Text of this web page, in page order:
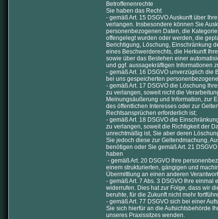
Betroffenenrechte
Sie haben das Recht
- gemäß Art. 15 DSGVO Auskunft über
verlangen. Insbesondere können Sie
personenbezogenen Daten, die
offengelegt wurden oder werden, die
Berichtigung, Löschung, Einschränkung
eines Beschwerderechts, die Herkunft
sowie über das Bestehen einer
und ggf. aussagekräftigen Informationen
- gemäß Art. 16 DSGVO unverzüglich
bei uns gespeicherten
- gemäß Art. 17 DSGVO die Löschung
zu verlangen, soweit nicht die
Meinungsäußerung und Information, zur
des öffentlichen Interesses oder zur
Rechtsansprüchen erforderlich ist;
- gemäß Art. 18 DSGVO die
zu verlangen, soweit die Richtigkeit der
unrechtmäßig ist, Sie aber deren
Sie jedoch diese zur Geltendmachung,
benötigen oder Sie gemäß Art. 21
haben
- gemäß Art. 20 DSGVO Ihre
einem strukturierten, gängigen und
Übermittlung an einen anderen
- gemäß Art. 7 Abs. 3 DSGVO Ihre
widerrufen. Dies hat zur Folge, dass wir
beruhte, für die Zukunft nicht mehr
- gemäß Art. 77 DSGVO sich bei einer
Sie sich hierfür an die Aufsichtsbehörde
unseres Praxissitzes wenden.